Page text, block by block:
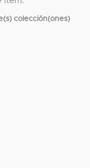
colección(ones)